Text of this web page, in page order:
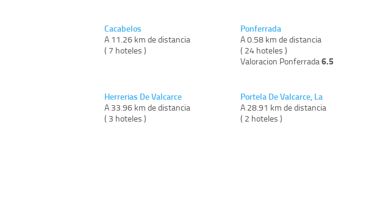
Cacabelos
A 11.26 km de distancia
( 7 hoteles )
Herrerias De Valcarce
A 33.96 km de distancia
( 3 hoteles )
Ponferrada
A 0.58 km de distancia
( 24 hoteles )
Valoracion Ponferrada 6.5
Portela De Valcarce, La
A 28.91 km de distancia
( 2 hoteles )